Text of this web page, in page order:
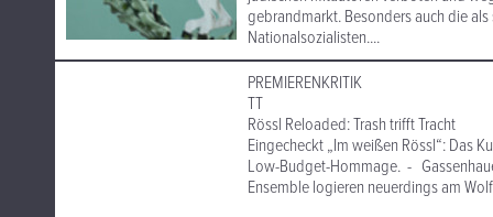
gebrandmarkt. Besonders auch die
Nationalsozialisten....
PREMIERENKRITIK
TT
Rössl Reloaded: Trash trifft Tracht
Eingecheckt „Im weißen Rössl“: Das
Low-Budget-Hommage. -
Ensemble logieren neuerdings am